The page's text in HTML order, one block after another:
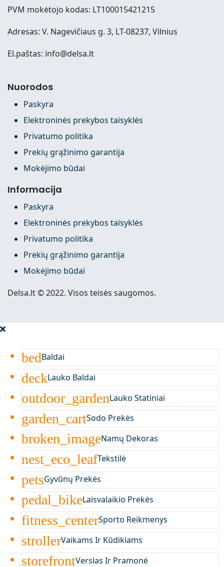
PVM mokėtojo kodas: LT100015421215
Adresas: V. Nagevičiaus g. 3, LT-08237, Vilnius
El.paštas: info@delsa.lt
Nuorodos
Paskyra
Elektroninės prekybos taisyklės
Privatumo politika
Prekių grąžinimo garantija
Mokėjimo būdai
Informacija
Paskyra
Elektroninės prekybos taisyklės
Privatumo politika
Prekių grąžinimo garantija
Mokėjimo būdai
Delsa.lt © 2022. Visos teisės saugomos.
bedBaldai
deckLauko Baldai
outdoor_gardenLauko Statiniai
garden_cartSodo Prekės
broken_imageNamų Dekoras
nest_eco_leafTekstilė
petsGyvūnų Prekės
pedal_bikeLaisvalaikio Prekės
fitness_centerSporto Reikmenys
strollerVaikams Ir Kūdikiams
storefrontVerslas Ir Pramonė